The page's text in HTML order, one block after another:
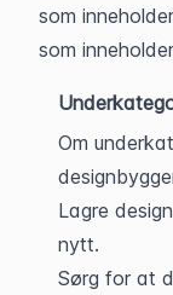
som
som
Om
Lagre
nytt.
Sørg for at